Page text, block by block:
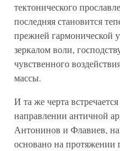
тектонического
последняя становится
прежней гармонической
зеркалом воли,
чувственного
массы.
И та же черта
направлении античной
Антонинов и Флавиев,
основано на протяжении